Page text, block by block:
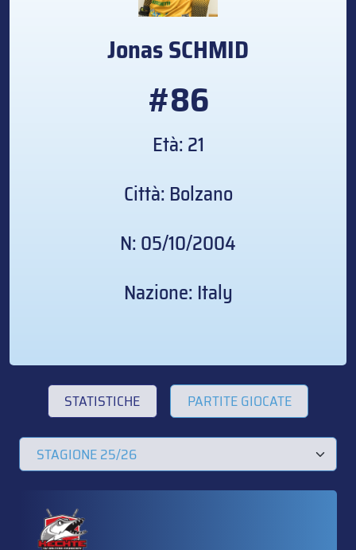
JonasSCHMID
#86
Età: 21
Città: Bolzano
N: 05/10/2004
Nazione: Italy
STATISTICHE PARTITE GIOCATE